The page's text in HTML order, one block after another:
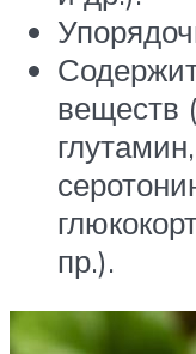
веществ
пр.).